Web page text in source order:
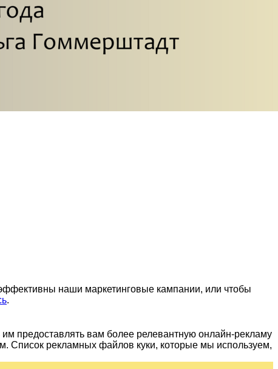
наши маркетинговые кампании, или чтобы
.
предоставлять вам более релевантную онлайн-рекламу
Список рекламных файлов куки, которые мы используем,